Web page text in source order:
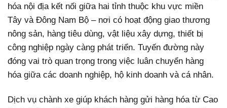
hóa nội địa kết nối giữa hai tỉnh thuộc khu vực miền
Tây và Đông Nam Bộ – nơi có hoạt động giao thương
nông sản, hàng tiêu dùng, vật liệu xây dựng, thiết bị
công nghiệp ngày càng phát triển. Tuyến đường này
đóng vai trò quan trọng trong việc luân chuyển hàng
hóa giữa các doanh nghiệp, hộ kinh doanh và cá nhân.
Dịch vụ chành xe giúp khách hàng gửi hàng hóa từ Cao